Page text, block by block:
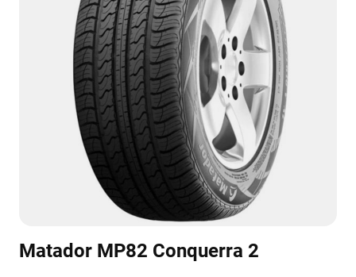
Matador MP82 Conquerra 2